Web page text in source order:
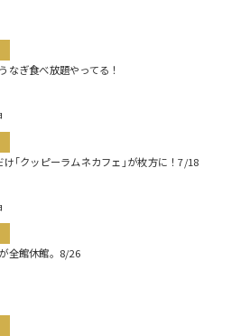
なぎ食べ放題やってる！
け｢クッピーラムネカフェ｣が枚方に！7/18
全館休館。8/26